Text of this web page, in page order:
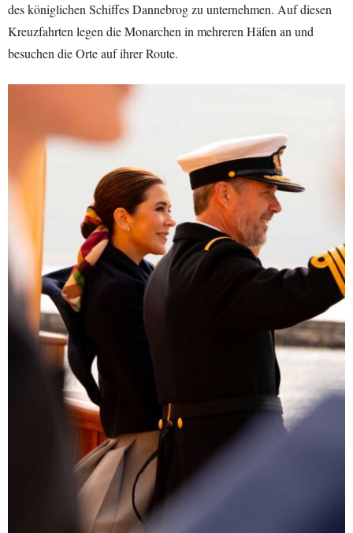
des königlichen Schiffes Dannebrog zu unternehmen. Auf diesen
Kreuzfahrten legen die Monarchen in mehreren Häfen an und
besuchen die Orte auf ihrer Route.